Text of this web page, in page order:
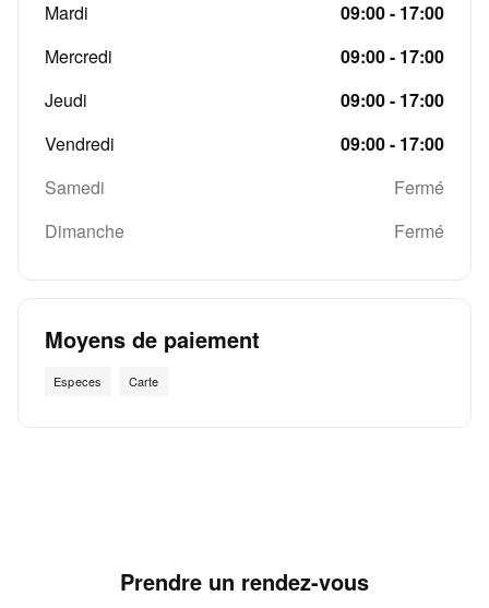
Mardi
09:00 - 17:00
Mercredi
09:00 - 17:00
Jeudi
09:00 - 17:00
Vendredi
09:00 - 17:00
Samedi
Fermé
Dimanche
Fermé
Moyens de paiement
Especes Carte
Prendre un rendez-vous